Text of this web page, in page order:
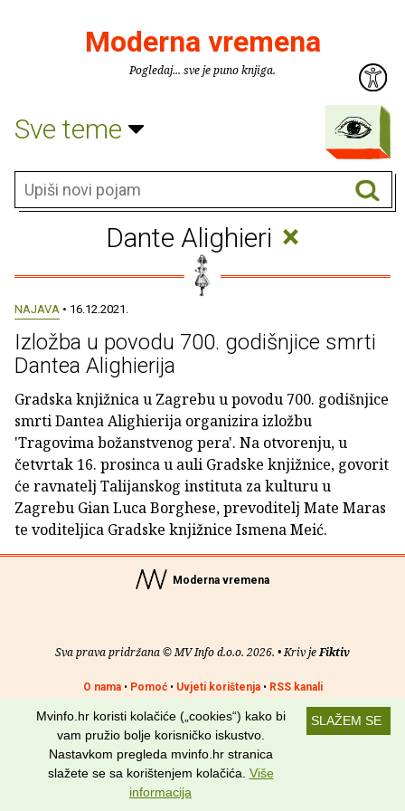
Moderna vremena
Pogledaj... sve je puno knjiga.
Sve teme
Dante Alighieri ×
NAJAVA • 16.12.2021.
Izložba u povodu 700. godišnjice smrti
Dantea Alighierija
Gradska knjižnica u Zagrebu u povodu 700. godišnjice
smrti Dantea Alighierija organizira izložbu
'Tragovima božanstvenog pera'. Na otvorenju, u
četvrtak 16. prosinca u auli Gradske knjižnice, govorit
će ravnatelj Talijanskog instituta za kulturu u
Zagrebu Gian Luca Borghese, prevoditelj Mate Maras
te voditeljica Gradske knjižnice Ismena Meić.
Moderna vremena
Sva prava pridržana © MV Info d.o.o. 2026. • Kriv jeFiktiv
O nama• Pomoć• Uvjeti korištenja• RSS kanali
Potraži nas na: SLAŽEM SE
Mvinfo.hr koristi kolačiće („cookies“) kako bi
vam pružio bolje korisničko iskustvo.
Nastavkom pregleda mvinfo.hr stranica
slažete se sa korištenjem kolačića. Više
informacija